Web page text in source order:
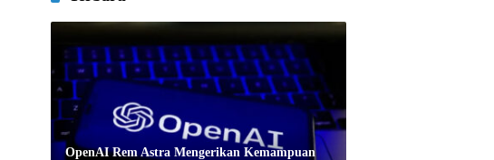
OpenAI Rem Astra Mengerikan Kemampuan